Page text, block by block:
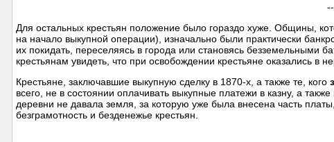
Для остальных крестьян положение было гораздо хуже. Общины,
на начало выкупной операции), изначально были практически
их покидать, переселяясь в города или становясь безземельными
крестьянам увидеть, что при освобождении крестьяне оказались в
Крестьяне, заключавшие выкупную сделку в 1870-х, а также те, кого
всего, не в состоянии оплачивать выкупные платежи в казну, а
деревни не давала земля, за которую уже была внесена часть
безграмотность и безденежье крестьян.